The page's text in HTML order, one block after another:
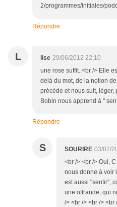
2/programmes/initiales/
Répondre
L lise 29/06/2012 22:10
une rose suffit..<br /> Elle
delà du mot, de la notion
précède et nous suit, léger,
Bobin nous apprend à "
Répondre
S SOURIRE 03/07/
<br /> <br /> Oui,
nous donne à voir
est aussi "sentir",
une offrande, qui
/> <br /> <br /> <br